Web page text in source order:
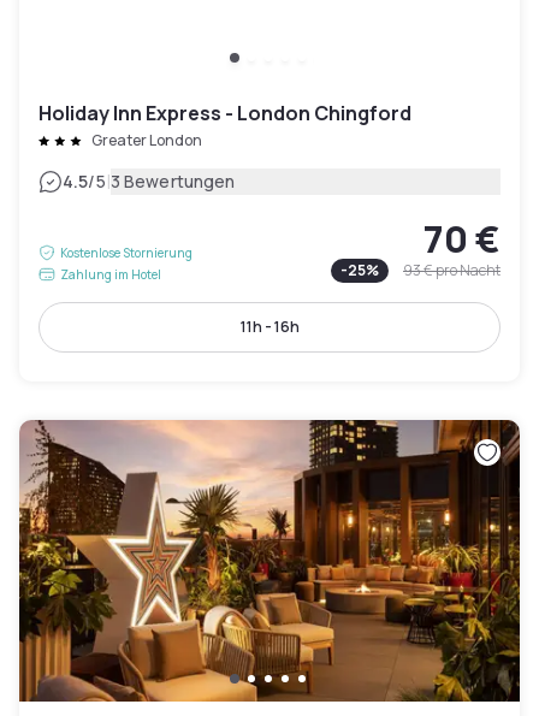
Holiday Inn Express - London Chingford
Greater London
4.5/5|3 Bewertungen
Kostenlose Stornierung
Zahlung im Hotel
70 €
-25% 93 €pro Nacht
11h - 16h